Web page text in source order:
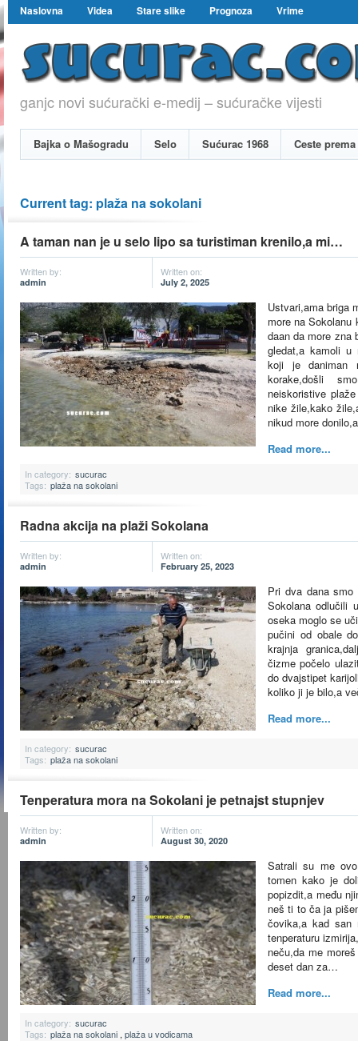
Naslovna Videa Stare slike Prognoza Vrime
ganjc novi sućurački e-medij – sućuračke vijesti
Bajka o Mašogradu Selo Sućurac 1968 Ceste
Current tag: plaža na sokolani
A taman nan je u selo lipo sa turistiman krenilo,a mi…
Written by:
admin
Written on:
July 2, 2025
Ustvari,ama briga
more na Sokolanu
daan da more zna
gledat,a kamoli u
koji je daniman
korake,došli
neiskoristive
nike žile,kako
nikud more
Read more...
In category: sucurac
Tags: plaža na sokolani
Radna akcija na plaži Sokolana
Written by:
admin
Written on:
February 25, 2023
Pri dva dana
Sokolana odlučili
oseka moglo se
pučini od obale
krajnja
čizme počelo
do dvajstipet
koliko ji je bilo,a
Read more...
In category: sucurac
Tags: plaža na sokolani
Tenperatura mora na Sokolani je petnajst stupnjev
Written by:
admin
Written on:
August 30, 2020
Satrali su me
tomen kako je
popizdit,a među
neš ti to ča ja
čovika,a kad san
tenperaturu
neču,da me
deset dan za…
Read more...
In category: sucurac
Tags: plaža na sokolani , plaža u vodicama